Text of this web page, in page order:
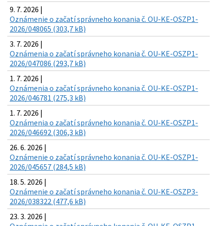
9. 7. 2026 |
Oznámenie o začatí správneho konania č. OU-KE-OSZP1-
2026/048065 (303,7 kB)
3. 7. 2026 |
Oznámenia o začatí správneho konania č. OU-KE-OSZP1-
2026/047086 (293,7 kB)
1. 7. 2026 |
Oznámenia o začatí správneho konania č. OU-KE-OSZP1-
2026/046781 (275,3 kB)
1. 7. 2026 |
Oznámenia o začatí správneho konania č. OU-KE-OSZP1-
2026/046692 (306,3 kB)
26. 6. 2026 |
Oznámenie o začatí správneho konania č. OU-KE-OSZP1-
2026/045657 (284,5 kB)
18. 5. 2026 |
Oznámenie o začatí správneho konania č. OU-KE-OSZP3-
2026/038322 (477,6 kB)
23. 3. 2026 |